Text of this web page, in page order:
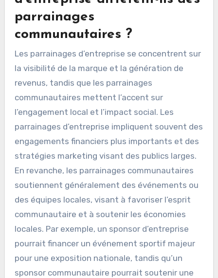
parrainages
communautaires ?
Les parrainages d’entreprise se concentrent sur
la visibilité de la marque et la génération de
revenus, tandis que les parrainages
communautaires mettent l’accent sur
l’engagement local et l’impact social. Les
parrainages d’entreprise impliquent souvent des
engagements financiers plus importants et des
stratégies marketing visant des publics larges.
En revanche, les parrainages communautaires
soutiennent généralement des événements ou
des équipes locales, visant à favoriser l’esprit
communautaire et à soutenir les économies
locales. Par exemple, un sponsor d’entreprise
pourrait financer un événement sportif majeur
pour une exposition nationale, tandis qu’un
sponsor communautaire pourrait soutenir une